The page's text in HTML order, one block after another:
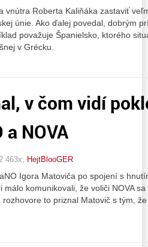
vnútra Roberta Kaliňáka zastaviť
únie. Ako ďalej povedal, dobrým
považuje Španielsko, ktorého
v Grécku.
v čom vidí
NOVA
463x, HejtBlooGER
Igora Matoviča po spojení s
komunikovali, že voliči NOVA
to priznal Matovič s tým,